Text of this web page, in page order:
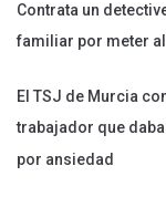
Contrata un
familiar por meter
El TSJ de Murcia
trabajador que
por ansiedad